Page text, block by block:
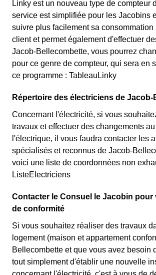
Linky est un nouveau type de compteur
service est simplifiée pour les Jacobins
suivre plus facilement sa consommation
client et permet également d'effectuer
Jacob-Bellecombette, vous pourrez
pour ce genre de compteur, qui sera en
ce programme : TableauLinky
Répertoire des électriciens de
Concernant l'électricité, si vous
travaux et effectuer des changements
l'électrique, il vous faudra contacter les
spécialisés et reconnus de Jacob-
voici une liste de coordonnées non
ListeElectriciens
Contacter le Consuel le Jacobin pour
de conformité
Si vous souhaitez réaliser des travaux
logement (maison et appartement
Bellecombette et que vous avez besoin
tout simplement d'établir une nouvelle